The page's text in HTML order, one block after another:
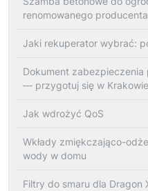
renomowanego producenta
Jaki rekuperator wybrać:
Dokument zabezpieczenia
— przygotuj się w Krakowie
Jak wdrożyć QoS
Wkłady zmiękczająco-
wody w domu
Filtry do smaru dla